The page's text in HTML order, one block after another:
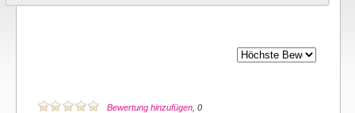
Bewertung hinzufügen , 0